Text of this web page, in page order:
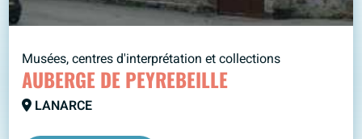
Musées, centres d'interprétation et collections
AUBERGE DE PEYREBEILLE
LANARCE